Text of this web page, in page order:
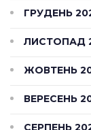
ГРУДЕНЬ
ЛИСТОПАД
ЖОВТЕНЬ
ВЕРЕСЕНЬ
СЕРПЕНЬ